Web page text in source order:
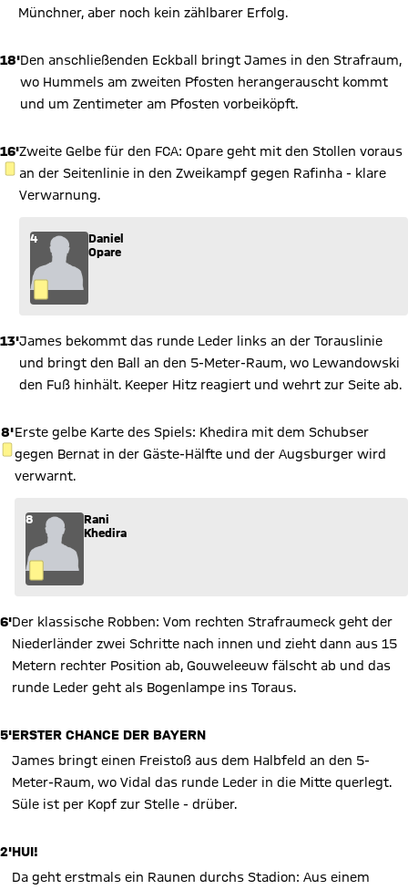
Münchner, aber noch kein zählbarer Erfolg.
18'Den anschließenden Eckball bringt James in den Strafraum,
wo Hummels am zweiten Pfosten herangerauscht kommt
und um Zentimeter am Pfosten vorbeiköpft.
16'
GELBE KARTE
Zweite Gelbe für den FCA: Opare geht mit den Stollen voraus
an der Seitenlinie in den Zweikampf gegen Rafinha - klare
Verwarnung.
4
Daniel
Opare
13'James bekommt das runde Leder links an der Torauslinie
und bringt den Ball an den 5-Meter-Raum, wo Lewandowski
den Fuß hinhält. Keeper Hitz reagiert und wehrt zur Seite ab.
8'
GELBE KARTE
Erste gelbe Karte des Spiels: Khedira mit dem Schubser
gegen Bernat in der Gäste-Hälfte und der Augsburger wird
verwarnt.
8
Rani
Khedira
6'Der klassische Robben: Vom rechten Strafraumeck geht der
Niederländer zwei Schritte nach innen und zieht dann aus 15
Metern rechter Position ab, Gouweleeuw fälscht ab und das
runde Leder geht als Bogenlampe ins Toraus.
5'ERSTER CHANCE DER BAYERN
James bringt einen Freistoß aus dem Halbfeld an den 5-
Meter-Raum, wo Vidal das runde Leder in die Mitte querlegt.
Süle ist per Kopf zur Stelle - drüber.
2'HUI!
Da geht erstmals ein Raunen durchs Stadion: Aus einem